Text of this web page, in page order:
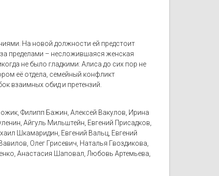
На новой должности ей предстоит
пределами – несложившаяся женская
не было гладкими: Алиса до сих пор не
её отдела, семейный конфликт
взаимных обид и претензий.
Филипп Бажин, Алексей Вакулов, Ирина
Айгуль Мильштейн, Евгений Присадков,
Шкамаридин, Евгений Вальц, Евгений
Олег Грисевич, Наталья Гвоздикова,
Анастасия Шаповал, Любовь Артемьева,